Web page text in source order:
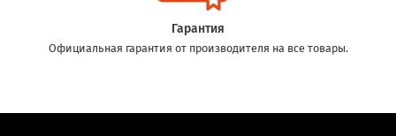
Гарантия
Официальная гарантия от производителя на все товары.